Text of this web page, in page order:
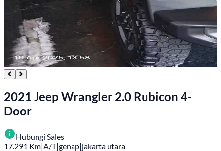
2021 Jeep Wrangler 2.0 Rubicon 4-
Door
Hubungi Sales
17.291 Km|A/T|genap|jakarta utara